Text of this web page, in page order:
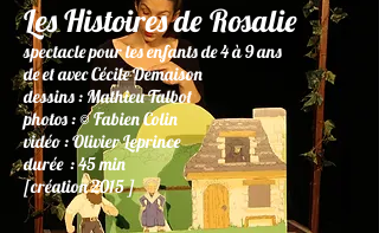
Les Histoires de Rosalie
spectacle pour les enfants de 4 à 9 ans
de et avec Cécile Demaison
dessins : Mathieu Talbot
photos : © Fabien Colin
vidéo : Olivier Leprince
durée : 45 min
[création 2015 ]